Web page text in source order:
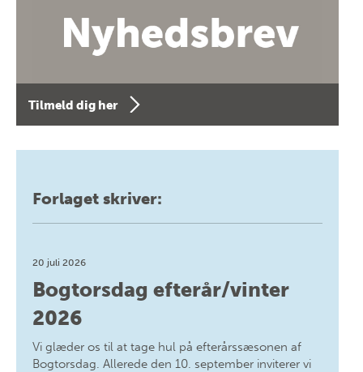
Tilmeld dig her
Forlaget skriver:
20 juli 2026
Bogtorsdag efterår/vinter
2026
Vi glæder os til at tage hul på efterårssæsonen af
Bogtorsdag. Allerede den 10. september inviterer vi